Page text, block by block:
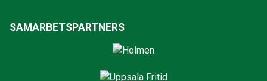
SAMARBETSPARTNERS